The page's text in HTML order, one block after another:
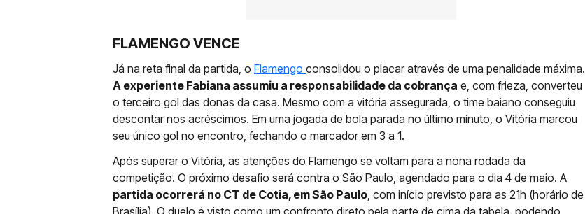
FLAMENGO VENCE
Já na reta final da partida, o Flamengo consolidou o placar através de uma penalidade máxima.
A experiente Fabiana assumiu a responsabilidade da cobrança e, com frieza, converteu
o terceiro gol das donas da casa. Mesmo com a vitória assegurada, o time baiano conseguiu
descontar nos acréscimos. Em uma jogada de bola parada no último minuto, o Vitória marcou
seu único gol no encontro, fechando o marcador em 3 a 1.
Após superar o Vitória, as atenções do Flamengo se voltam para a nona rodada da
competição. O próximo desafio será contra o São Paulo, agendado para o dia 4 de maio. A
partida ocorrerá no CT de Cotia, em São Paulo, com início previsto para as 21h (horário de
Brasília). O duelo é visto como um confronto direto pela parte de cima da tabela, podendo